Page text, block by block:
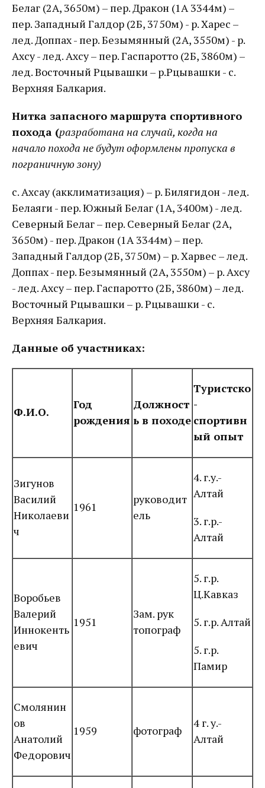
Белаг (2А, 3650м) – пер. Дракон (1А 3344м) –
пер. Западный Галдор (2Б, 3750м) - р. Харес –
лед. Доппах - пер. Безымянный (2А, 3550м) - р.
Ахсу - лед. Ахсу – пер. Гаспаротто (2Б, 3860м) –
лед. Восточный Рцывашки – р.Рцывашки - с.
Верхняя Балкария.
Нитка запасного маршрута спортивного
похода (разработана на случай, когда на
начало похода не будут оформлены пропуска в
пограничную зону)
с. Ахсау (акклиматизация) – р. Билягидон - лед.
Белаяги - пер. Южный Белаг (1А, 3400м) - лед.
Северный Белаг – пер. Северный Белаг (2А,
3650м) - пер. Дракон (1А 3344м) – пер.
Западный Галдор (2Б, 3750м) – р. Харвес – лед.
Доппах - пер. Безымянный (2А, 3550м) – р. Ахсу
- лед. Ахсу – пер. Гаспаротто (2Б, 3860м) – лед.
Восточный Рцывашки – р. Рцывашки - с.
Верхняя Балкария.
Данные об участниках:
Ф.И.О.
Год
рождения
Должност
ь в походе
Туристско
-
спортивн
ый опыт
Зигунов
Василий
Николаеви
ч
1961
руководит
ель
4. г.у.-
Алтай
3. г.р.-
Алтай
Воробьев
Валерий
Иннокенть
евич
1951
Зам. рук
топограф
5. г.р.
Ц.Кавказ
5. г.р. Алтай
5. г.р.
Памир
Смолянин
ов
Анатолий
Федорович
1959 фотограф
4 г. у.-
Алтай